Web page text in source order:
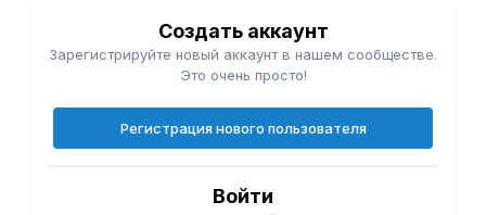
Создать аккаунт
Зарегистрируйте новый аккаунт в нашем сообществе.
Это очень просто!
Регистрация нового пользователя
Войти